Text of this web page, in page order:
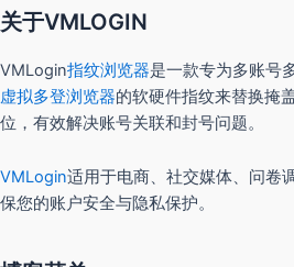
关于VMLOGIN
VMLogin指纹浏览器是一款专为多账号
虚拟多登浏览器的软硬件指纹来替换掩
位，有效解决账号关联和封号问题。
VMLogin适用于电商、社交媒体、问卷
保您的账户安全与隐私保护。